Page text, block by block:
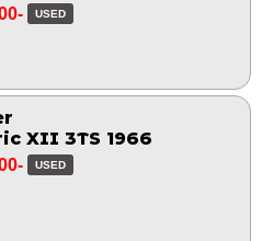
USED
XII 3TS 1966
USED